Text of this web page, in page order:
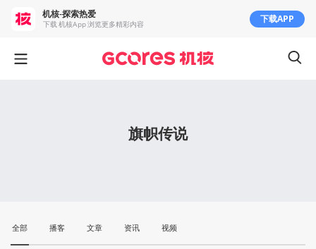
旗帜传说
全部 播客 文章 资讯 视频
机核-探索热爱
下载 机核App 浏览更多精彩内容 下载APP